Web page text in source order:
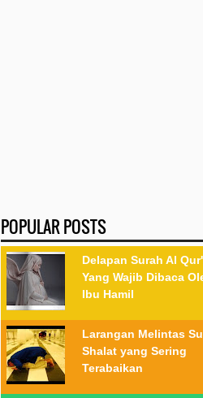
POPULAR POSTS
Delapan Surah Al
Yang Wajib Dibaca
Ibu Hamil
Larangan Melintas
Shalat yang Sering
Terabaikan